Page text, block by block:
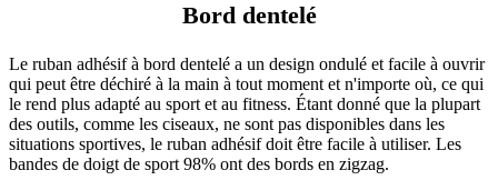
Bord dentelé
Le ruban adhésif à bord dentelé a un design ondulé et facile à ouvrir
qui peut être déchiré à la main à tout moment et n'importe où, ce qui
le rend plus adapté au sport et au fitness. Étant donné que la plupart
des outils, comme les ciseaux, ne sont pas disponibles dans les
situations sportives, le ruban adhésif doit être facile à utiliser. Les
bandes de doigt de sport 98% ont des bords en zigzag.